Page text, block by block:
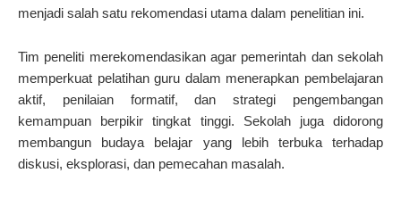
menjadi salah satu rekomendasi utama dalam penelitian ini.
Tim peneliti merekomendasikan agar pemerintah dan sekolah
memperkuat pelatihan guru dalam menerapkan pembelajaran
aktif, penilaian formatif, dan strategi pengembangan
kemampuan berpikir tingkat tinggi. Sekolah juga didorong
membangun budaya belajar yang lebih terbuka terhadap
diskusi, eksplorasi, dan pemecahan masalah.